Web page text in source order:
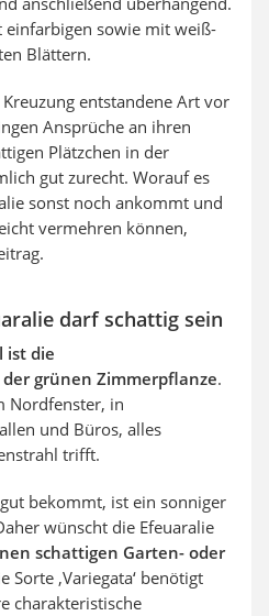
einfarbigen sowie mit weiß-
Blättern.
entstandene Art vor
Ansprüche an ihren
Plätzchen in der
gut zurecht. Worauf es
sonst noch ankommt und
vermehren können,
darf schattig sein
ist die
grünen Zimmerpflanze.
Nordfenster, in
und Büros, alles
trifft.
bekommt, ist ein sonniger
wünscht die Efeuaralie
schattigen Garten- oder
Sorte ‚Variegata‘ benötigt
charakteristische